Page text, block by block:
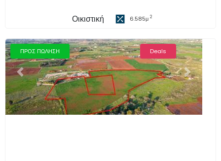
Οικιστική 6.585μ 2
ΠΡΟΣ ΠΩΛΗΣΗ Deals
Προηγούμενο Επόμενο